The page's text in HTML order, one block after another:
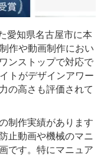
愛知県名古屋市に本
作や動画制作におい
ンストップで対応で
トがデザインアワー
の高さも評価されて
制作実績があります
止動画や機械のマニ
です。特にマニュア